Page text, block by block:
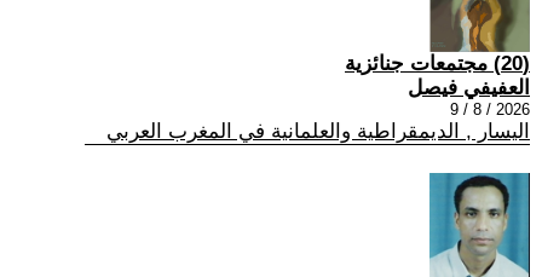
(20) مجتمعات جنائزية
العفيفي فيصل
2026 / 8 / 9
اليسار , الديمقراطية والعلمانية في المغرب العربي